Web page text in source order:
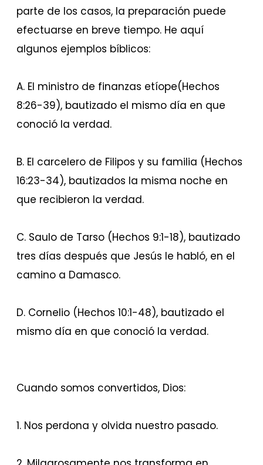
parte de los casos, la preparación puede
efectuarse en breve tiempo. He aquí
algunos ejemplos bíblicos:
A. El ministro de finanzas etíope(Hechos
8:26-39), bautizado el mismo día en que
conoció la verdad.
B. El carcelero de Filipos y su familia (Hechos
16:23-34), bautizados la misma noche en
que recibieron la verdad.
C. Saulo de Tarso (Hechos 9:1-18), bautizado
tres días después que Jesús le habló, en el
camino a Damasco.
D. Cornelio (Hechos 10:1-48), bautizado el
mismo día en que conoció la verdad.
Cuando somos convertidos, Dios:
1. Nos perdona y olvida nuestro pasado.